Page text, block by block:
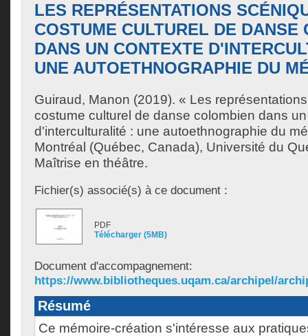
LES REPRÉSENTATIONS
COSTUME CULTUREL DE DANSE
DANS UN CONTEXTE
UNE AUTOETHNOGRAPHIE DU
Guiraud, Manon (2019). « Les
costume culturel de danse colombien dans
d'interculturalité : une autoethnographie du
Montréal (Québec, Canada), Université du
Maîtrise en théâtre.
Fichier(s) associé(s) à ce document :
PDF
Télécharger (5MB)
Document d'accompagnement:
https://www.bibliotheques.uqam.ca/archipel/
Résumé
Ce mémoire-création s'intéresse aux